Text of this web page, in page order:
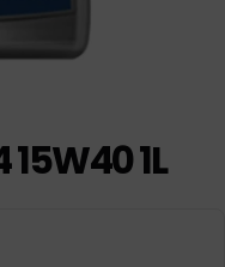
15W40 1L